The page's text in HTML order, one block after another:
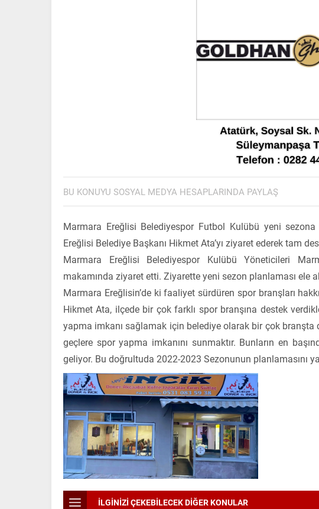
BU KONUYU SOSYAL MEDYA HESAPLARINDA PAYLAŞ
Marmara Ereğlisi Belediyespor Futbol Kulübü yeni
Ereğlisi Belediye Başkanı Hikmet Ata’yı ziyaret ederek tam
Marmara Ereğlisi Belediyespor Kulübü Yöneticileri
makamında ziyaret etti. Ziyarette yeni sezon planlaması ele
Marmara Ereğlisin’de ki faaliyet sürdüren spor branşları
Hikmet Ata, ilçede bir çok farklı spor branşına destek
yapma imkanı sağlamak için belediye olarak bir çok
geçlere spor yapma imkanını sunmaktır. Bunların en
geliyor. Bu doğrultuda 2022-2023 Sezonunun planlamasını
İLGİNİZİ ÇEKEBİLECEK DİĞER KONULAR